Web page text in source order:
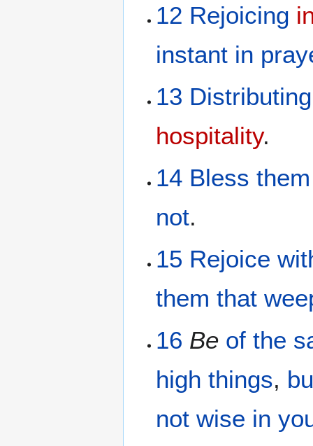
12 Rejoicing
instant in
13 Distributing
hospitality.
14 Bless
not.
15 Rejoice
them that
16 Be of the
high things,
not wise in